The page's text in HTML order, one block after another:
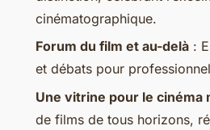
cinématographique.
Forum du film et au-delà :
et débats pour
Une vitrine pour le cinéma
de films de tous horizons,